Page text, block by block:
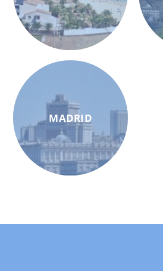
MADRID